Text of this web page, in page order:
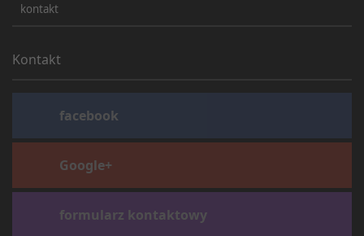
kontakt
Kontakt
facebook
Google+
formularz kontaktowy